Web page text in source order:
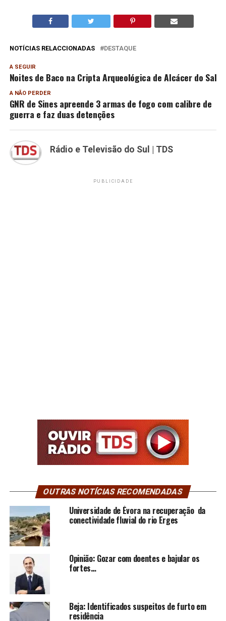
NOTÍCIAS RELACCIONADAS DESTAQUE
A SEGUIR
Noites de Baco na Cripta Arqueológica de Alcácer do Sal
A NÃO PERDER
GNR de Sines apreende 3 armas de fogo com calibre de
guerra e faz duas detenções
Rádio e Televisão do Sul | TDS
PUBLICIDADE
OUTRAS NOTÍCIAS RECOMENDADAS
Universidade de Évora na recuperação da
conectividade fluvial do rio Erges
Opinião: Gozar com doentes e bajular os
fortes…
Beja: Identificados suspeitos de furto em
residência